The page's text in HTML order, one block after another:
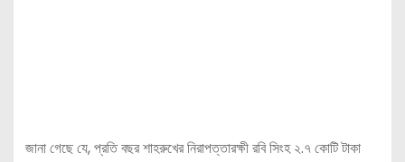
জানা গেছে যে, প্রতি বছর শাহরুখের নিরাপত্তারক্ষী রবি সিংহ ২.৭ কোটি টাকা